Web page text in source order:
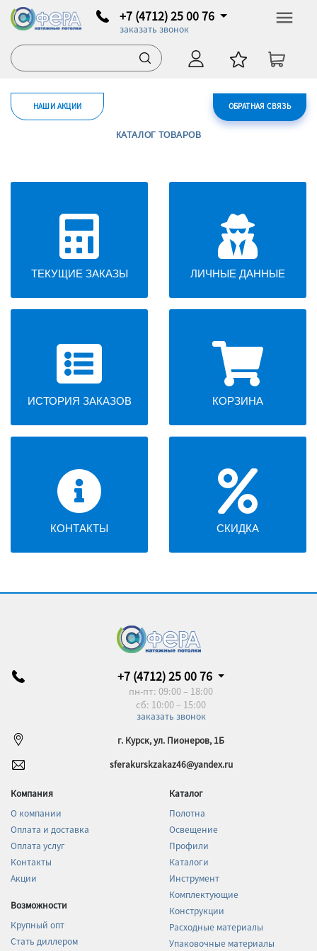
+7 (4712) 25 00 76
заказать звонок
ОБРАТНАЯ СВЯЗЬ
НАШИ АКЦИИ
КАТАЛОГ ТОВАРОВ
ТЕКУЩИЕ ЗАКАЗЫ ЛИЧНЫЕ ДАННЫЕ
ИСТОРИЯ ЗАКАЗОВ КОРЗИНА
КОНТАКТЫ СКИДКА
+7 (4712) 25 00 76
пн-пт: 09:00 – 18:00
сб: 10:00 – 15:00
заказать звонок
г. Курск, ул. Пионеров, 1Б
sferakurskzakaz46@yandex.ru
Компания
О компании
Оплата и доставка
Оплата услуг
Контакты
Акции
Возможности
Крупный опт
Стать диллером
Каталог
Полотна
Освещение
Профили
Каталоги
Инструмент
Комплектующие
Конструкции
Расходные материалы
Упаковочные материалы